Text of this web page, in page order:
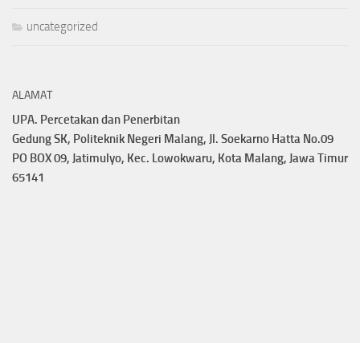
uncategorized
ALAMAT
UPA. Percetakan dan Penerbitan
Gedung SK, Politeknik Negeri Malang, Jl. Soekarno Hatta No.09
PO BOX 09, Jatimulyo, Kec. Lowokwaru, Kota Malang, Jawa Timur
65141